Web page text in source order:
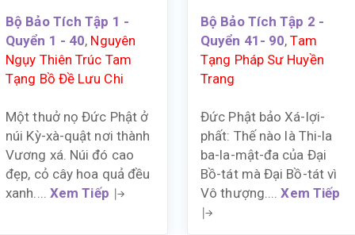
Bộ Bảo Tích Tập 1 -
Quyển 1 - 40, Nguyên
Ngụy Thiên Trúc Tam
Tạng Bồ Đề Lưu Chi
Một thuở nọ Đức Phật ở
núi Kỳ-xà-quật nơi thành
Vương xá. Núi đó cao
đẹp, cỏ cây hoa quả đều
xanh.... Xem Tiếp
Bộ Bảo Tích Tập 2 -
Quyển 41- 90,Tam
Tạng Pháp Sư Huyền
Trang
Đức Phật bảo Xá-lợi-
phất: Thế nào là Thi-la
ba-la-mật-đa của Đại
Bồ-tát mà Đại Bồ-tát vì
Vô thượng....Xem Tiếp